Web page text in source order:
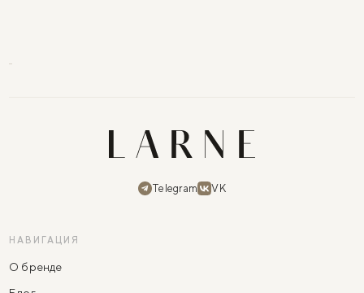
Telegram VK
НАВИГАЦИЯ
О бренде